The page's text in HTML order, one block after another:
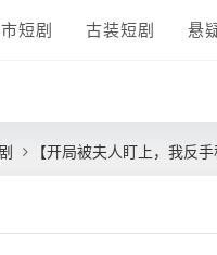
短剧 古装短剧 悬
【开局被夫人盯上，我反